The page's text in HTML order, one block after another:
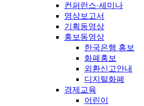
컨퍼런스·세미나
영상보고서
기획동영상
홍보동영상
한국은행 홍보
화폐홍보
외환신고안내
디지털화폐
경제교육
어린이